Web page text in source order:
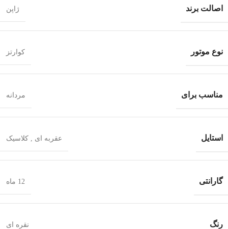
اصالت برند ژاپن
نوع موتور کوارتز
مناسب برای مردانه
استایل عقربه ای کلاسیک
گارانتی 12 ماه
رنگ نقره ای